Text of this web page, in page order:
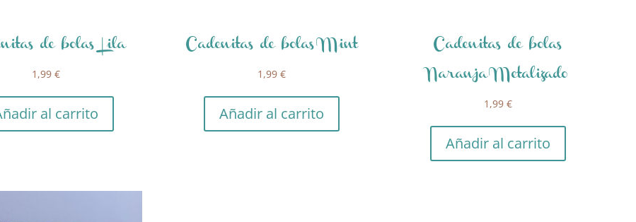
de bolas Lila
1,99 €
al carrito
Cadenitas de bolas Mint
1,99€
Añadir al carrito
Cadenitas de bolas
Naranja Metalizado
1,99 €
Añadir al carrito